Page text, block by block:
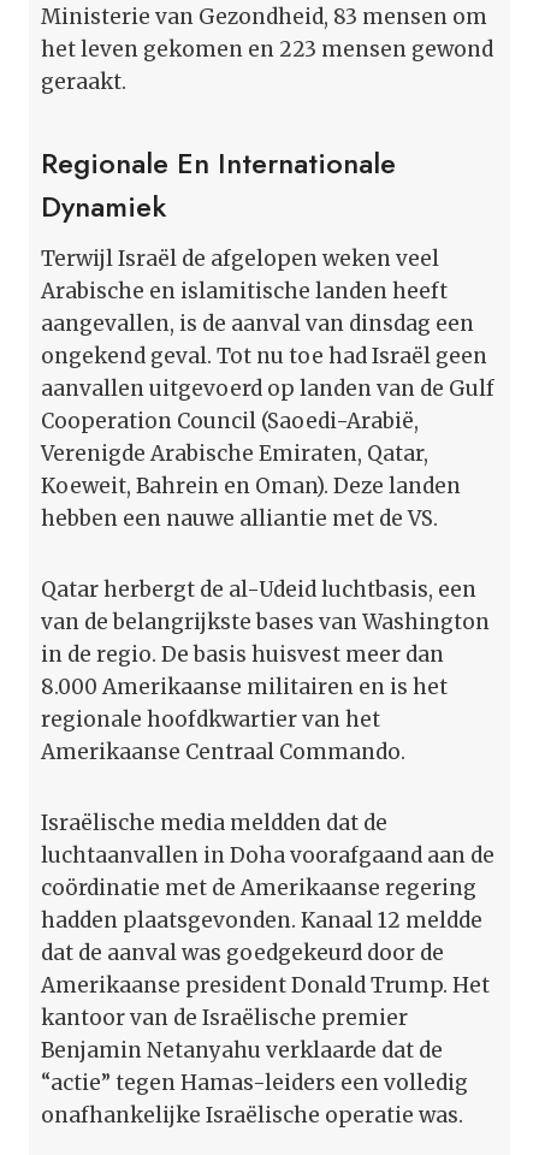
Ministerie van Gezondheid, 83 mensen om
het leven gekomen en 223 mensen gewond
geraakt.
Regionale En Internationale
Dynamiek
Terwijl Israël de afgelopen weken veel
Arabische en islamitische landen heeft
aangevallen, is de aanval van dinsdag een
ongekend geval. Tot nu toe had Israël geen
aanvallen uitgevoerd op landen van de Gulf
Cooperation Council (Saoedi-Arabië,
Verenigde Arabische Emiraten, Qatar,
Koeweit, Bahrein en Oman). Deze landen
hebben een nauwe alliantie met de VS.
Qatar herbergt de al-Udeid luchtbasis, een
van de belangrijkste bases van Washington
in de regio. De basis huisvest meer dan
8.000 Amerikaanse militairen en is het
regionale hoofdkwartier van het
Amerikaanse Centraal Commando.
Israëlische media meldden dat de
luchtaanvallen in Doha voorafgaand aan de
coördinatie met de Amerikaanse regering
hadden plaatsgevonden. Kanaal 12 meldde
dat de aanval was goedgekeurd door de
Amerikaanse president Donald Trump. Het
kantoor van de Israëlische premier
Benjamin Netanyahu verklaarde dat de
“actie” tegen Hamas-leiders een volledig
onafhankelijke Israëlische operatie was.